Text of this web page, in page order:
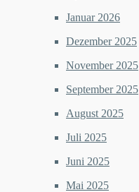
Januar 2026
Dezember 2025
November 2025
September 2025
August 2025
Juli 2025
Juni 2025
Mai 2025